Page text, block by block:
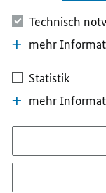
Technisch
mehr
Statistik
mehr